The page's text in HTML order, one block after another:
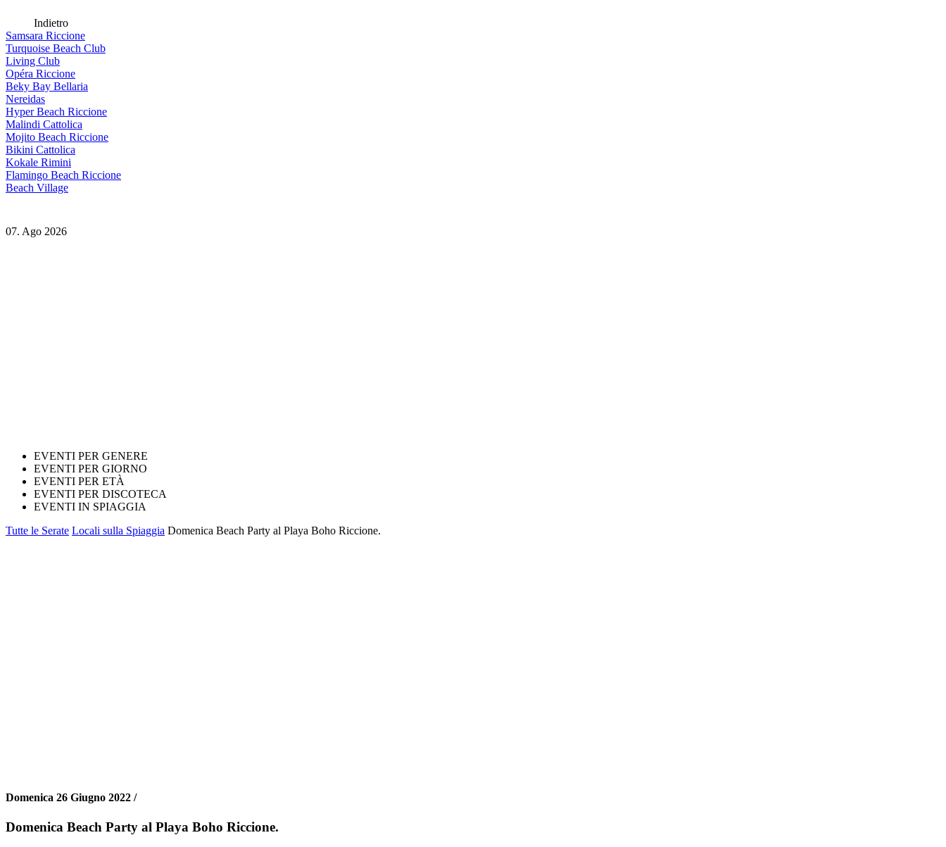
Indietro
Samsara Riccione
Turquoise Beach Club
Living Club
Opéra Riccione
Beky Bay Bellaria
Nereidas
Hyper Beach Riccione
Malindi Cattolica
Mojito Beach Riccione
Bikini Cattolica
Kokale Rimini
Flamingo Beach Riccione
Beach Village
07. Ago 2026
EVENTI PER GENERE
EVENTI PER GIORNO
EVENTI PER ETÀ
EVENTI PER DISCOTECA
EVENTI IN SPIAGGIA
Tutte le Serate Locali sulla Spiaggia Domenica Beach Party al Playa Boho Riccione.
Domenica 26 Giugno 2022 /
Domenica Beach Party al Playa Boho Riccione.